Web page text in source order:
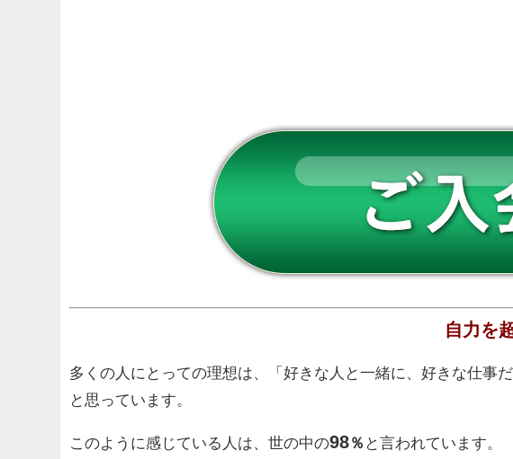
自力を
多くの人にとっての理想は、 「好きな人と一緒に、好きな仕事
と思っています。
このように感じている人は、世の中の98％ と言われています。